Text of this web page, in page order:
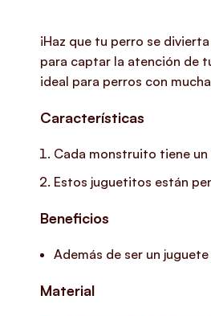
¡Haz que tu perro se
para captar la atención de
ideal para perros con
Características
Cada monstruito tiene un
Estos juguetitos están
Beneficios
Además de ser un
Material